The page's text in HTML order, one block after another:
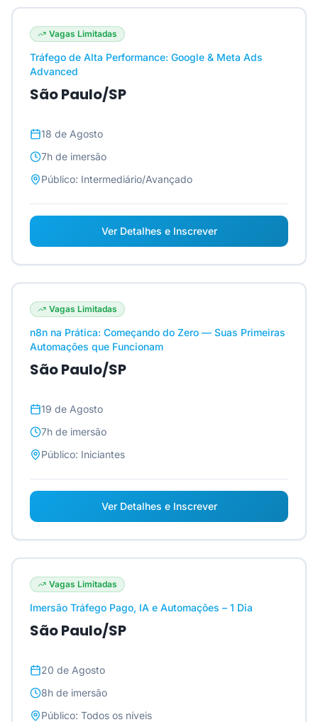
Vagas Limitadas
Tráfego de Alta Performance: Google & Meta Ads
Advanced
São Paulo/SP
18 de Agosto
7h de imersão
Público: Intermediário/Avançado
Ver Detalhes e Inscrever
Vagas Limitadas
n8n na Prática: Começando do Zero — Suas Primeiras
Automações que Funcionam
São Paulo/SP
19 de Agosto
7h de imersão
Público: Iniciantes
Ver Detalhes e Inscrever
Vagas Limitadas
Imersão Tráfego Pago, IA e Automações – 1 Dia
São Paulo/SP
20 de Agosto
8h de imersão
Público: Todos os níveis